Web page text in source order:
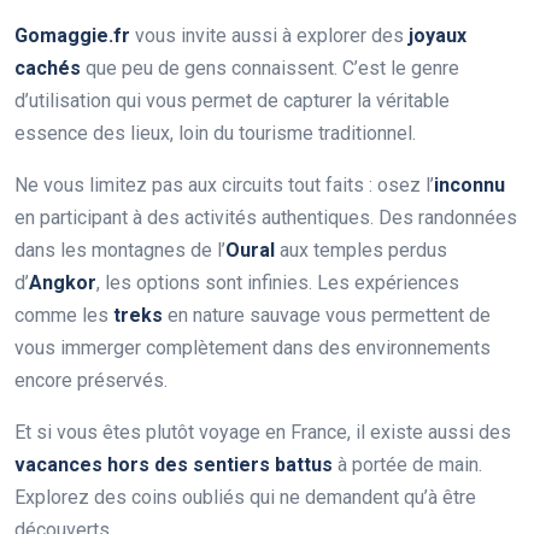
Gomaggie.fr vous invite aussi à explorer des joyaux
cachés que peu de gens connaissent. C’est le genre
d’utilisation qui vous permet de capturer la véritable
essence des lieux, loin du tourisme traditionnel.
Ne vous limitez pas aux circuits tout faits : osez l’inconnu
en participant à des activités authentiques. Des randonnées
dans les montagnes de l’Oural aux temples perdus
d’Angkor, les options sont infinies. Les expériences
comme les treks en nature sauvage vous permettent de
vous immerger complètement dans des environnements
encore préservés.
Et si vous êtes plutôt voyage en France, il existe aussi des
vacances hors des sentiers battus à portée de main.
Explorez des coins oubliés qui ne demandent qu’à être